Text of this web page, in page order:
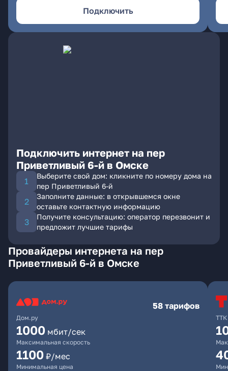
Подключить
Подключить интернет на пер
Приветливый 6-й в Омске
Выберите свой дом: кликните по номеру дома на
пер Приветливый 6-й
Заполните данные: в открывшемся окне
оставьте контактную информацию
Получите консультацию: оператор перезвонит и
предложит лучшие тарифы
Провайдеры интернета на пер
Приветливый 6-й в Омске
Дом.ру
58 тарифов
1000 мбит/сек
Максимальная скорость
1100 ₽/мес
Минимальная цена
ТТК